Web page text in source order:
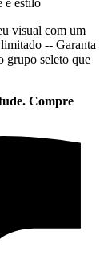
visual com um
-- Garanta
grupo seleto que
Compre